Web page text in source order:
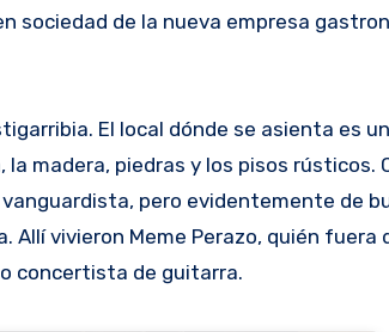
sociedad de la nueva empresa
El local dónde se asienta es
madera, piedras y los pisos rústicos.
pero evidentemente de
vivieron Meme Perazo, quién fuera
concertista de guitarra.